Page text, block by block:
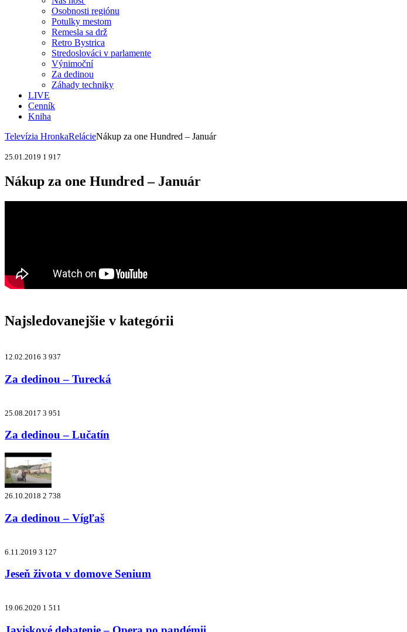
Osobnosti regiónu
Potulky mestom
Remesla sa drž
Retro Bystrica
Stredoslováci v parlamente
Výnimoční
Za dedinou
Záhady techniky
LIVE
Cenník
Kniha
Televízia HronkaRelácieNákup za one Hundred – Január
25.01.2019 1 917
Nákup za one Hundred – Január
Najsledovanejšie v kategórii
12.02.2016 3 937
Za dedinou – Turecká
25.08.2017 3 951
Za dedinou – Lučatín
26.10.2018 2 738
Za dedinou – Vígľaš
6.11.2019 3 127
Jeseň života v domove Senium
19.06.2020 1 511